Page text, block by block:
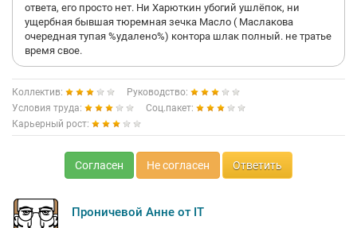
ответа, его просто нет. Ни Харюткин убогий ушлёпок, ни
ущербная бывшая тюремная зечка Масло ( Маслакова
очередная тупая %удалено%) контора шлак полный. не тратье
время свое.
Коллектив:
Руководство:
Условия труда:
Соц.пакет:
Карьерный рост:
Согласен Не согласен Ответить
Проничевой Анне от IT